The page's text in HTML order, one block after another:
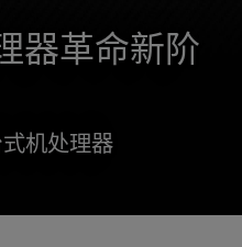
器革命新阶
机处理器